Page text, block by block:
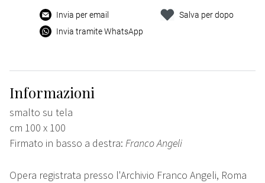
Invia per email
Invia tramite WhatsApp
Salva per dopo
Informazioni
smalto su tela
cm 100 x 100
Firmato in basso a destra: Franco Angeli
Opera registrata presso l'Archivio Franco Angeli, Roma